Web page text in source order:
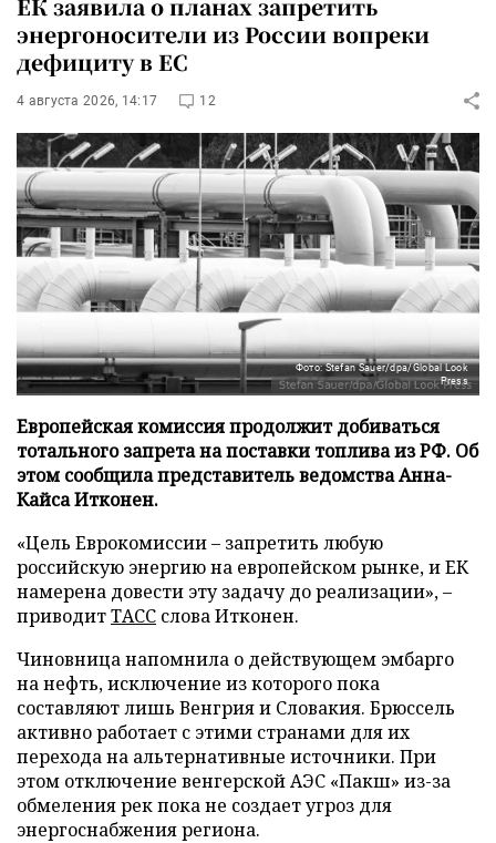
энергоносители из России вопреки
дефициту в ЕС
4 августа 2026, 14:17 12
Фото: Stefan Sauer/dpa/Global Look
Press
Европейская комиссия продолжит добиваться
тотального запрета на поставки топлива из РФ. Об
этом сообщила представитель ведомства Анна-
Кайса Итконен.
«Цель Еврокомиссии – запретить любую
российскую энергию на европейском рынке, и ЕК
намерена довести эту задачу до реализации», –
приводитТАСС слова Итконен.
Чиновница напомнила о действующем эмбарго
на нефть, исключение из которого пока
составляют лишь Венгрия и Словакия. Брюссель
активно работает с этими странами для их
перехода на альтернативные источники. При
этом отключение венгерской АЭС «Пакш» из-за
обмеления рек пока не создает угроз для
энергоснабжения региона.